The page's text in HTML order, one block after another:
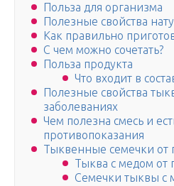
Польза для организма
Полезные свойства
Как правильно
С чем можно сочетать?
Польза продукта
Что входит в
Полезные свойства
заболеваниях
Чем полезна смесь и
противопоказания
Тыквенные семечки от
Тыква с медом от
Семечки тыквы с